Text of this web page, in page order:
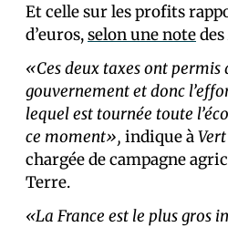
Et celle sur les profits
d’euros,selon une note
«Ces deux taxes ont permis
gouvernement et donc
lequel est tournée toute
ce moment», indique àVert
chargée de campagne
Terre.
«La France est le plus gros